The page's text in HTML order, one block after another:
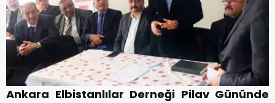
Ankara Elbistanlılar Derneği Pilav Gününde